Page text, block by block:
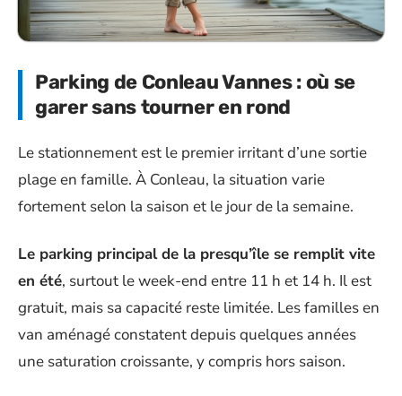
Parking de Conleau Vannes : où se
garer sans tourner en rond
Le stationnement est le premier irritant d’une sortie
plage en famille. À Conleau, la situation varie
fortement selon la saison et le jour de la semaine.
Le parking principal de la presqu’île se remplit vite
en été, surtout le week-end entre 11 h et 14 h. Il est
gratuit, mais sa capacité reste limitée. Les familles en
van aménagé constatent depuis quelques années
une saturation croissante, y compris hors saison.